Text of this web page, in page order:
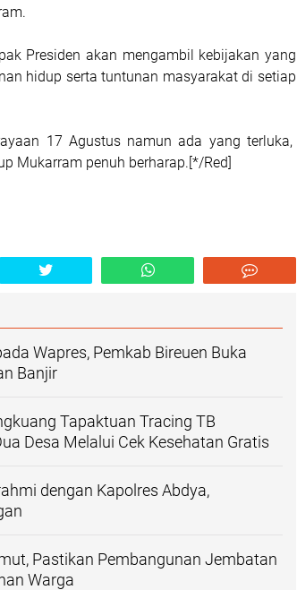
Presiden akan mengambil kebijakan yang
hidup serta tuntunan masyarakat di setiap
17 Agustus namun ada yang terluka,
Mukarram penuh berharap.[*/Red]
Wapres, Pemkab Bireuen Buka
Banjir
Tapaktuan ‎Tracing TB
Desa Melalui Cek Kesehatan Gratis
dengan Kapolres Abdya,
Pastikan Pembangunan Jembatan
Warga